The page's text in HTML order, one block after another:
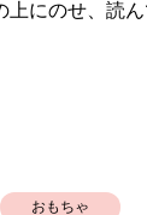
にのせ、読ん
おもちゃ